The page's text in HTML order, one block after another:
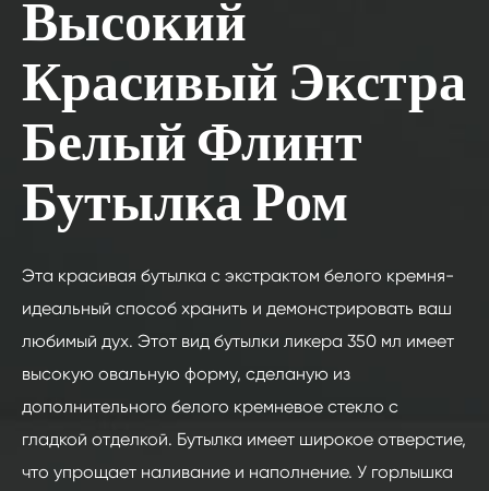
Высокий
Красивый Экстра
Белый Флинт
Бутылка Ром
Эта красивая бутылка с экстрактом белого кремня-
идеальный способ хранить и демонстрировать ваш
любимый дух. Этот вид бутылки ликера 350 мл имеет
высокую овальную форму, сделаную из
дополнительного белого кремневое стекло с
гладкой отделкой. Бутылка имеет широкое отверстие,
что упрощает наливание и наполнение. У горлышка